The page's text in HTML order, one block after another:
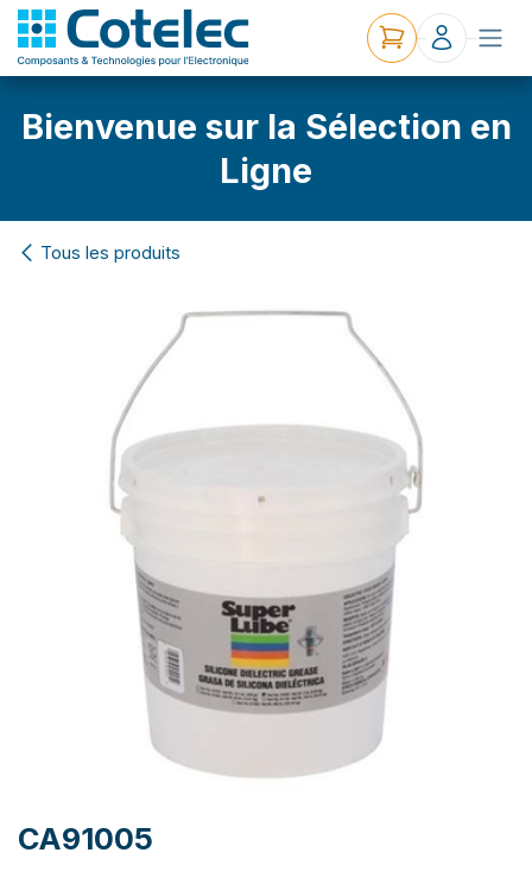
Bienvenue sur la Sélection en
Ligne
Tous les produits
CA91005